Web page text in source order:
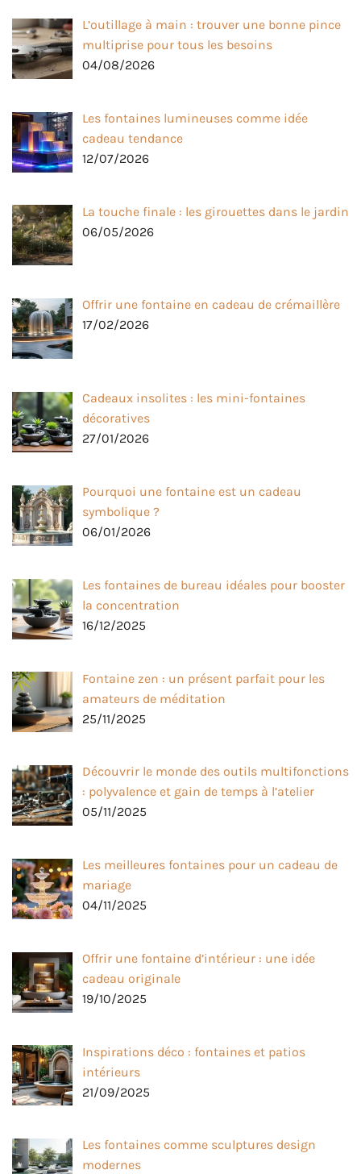
L’outillage à main : trouver une bonne pince
multiprise pour tous les besoins
04/08/2026
Les fontaines lumineuses comme idée
cadeau tendance
12/07/2026
La touche finale : les girouettes dans le jardin
06/05/2026
Offrir une fontaine en cadeau de crémaillère
17/02/2026
Cadeaux insolites : les mini-fontaines
décoratives
27/01/2026
Pourquoi une fontaine est un cadeau
symbolique ?
06/01/2026
Les fontaines de bureau idéales pour booster
la concentration
16/12/2025
Fontaine zen : un présent parfait pour les
amateurs de méditation
25/11/2025
Découvrir le monde des outils multifonctions
: polyvalence et gain de temps à l’atelier
05/11/2025
Les meilleures fontaines pour un cadeau de
mariage
04/11/2025
Offrir une fontaine d’intérieur : une idée
cadeau originale
19/10/2025
Inspirations déco : fontaines et patios
intérieurs
21/09/2025
Les fontaines comme sculptures design
modernes